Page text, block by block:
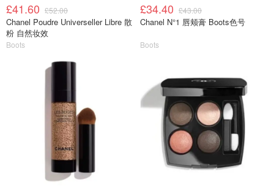
£41.60 £52.00
Chanel Poudre Universeller Libre 散
粉 自然妆效
Boots
£34.40 £43.00
Chanel N°1 唇颊膏 Boots色号
Boots